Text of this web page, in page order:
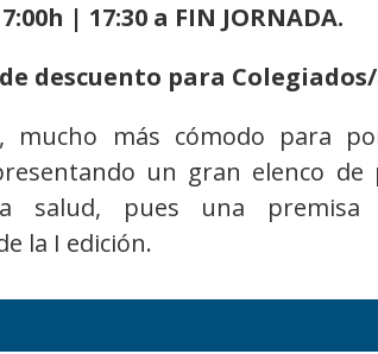
| 17:30 a FIN JORNADA.
descuento para Colegiados/
mucho más cómodo para
un gran elenco
salud, pues una premisa
la I edición.